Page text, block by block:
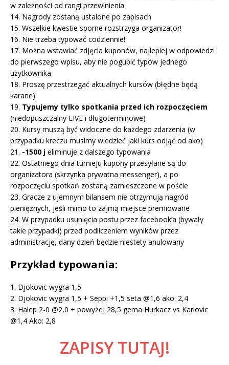
w zależności od rangi przewinienia
14. Nagrody zostaną ustalone po zapisach
15. Wszelkie kwestie sporne rozstrzyga organizator!
16. Nie trzeba typować codziennie!
17. Można wstawiać zdjęcia kuponów, najlepiej w odpowiedzi
do pierwszego wpisu, aby nie pogubić typów jednego
użytkownika
18. Proszę przestrzegać aktualnych kursów (błędne będą
karane)
19. Typujemy tylko spotkania przed ich rozpoczęciem
(niedopuszczalny LIVE i długoterminowe)
20. Kursy muszą być widoczne do każdego zdarzenia (w
przypadku kreczu musimy wiedzieć jaki kurs odjąć od ako)
21. -1500 j eliminuje z dalszego typowania
22. Ostatniego dnia turnieju kupony przesyłane są do
organizatora (skrzynka prywatna messenger), a po
rozpoczęciu spotkań zostaną zamieszczone w poście
23. Gracze z ujemnym bilansem nie otrzymują nagród
pieniężnych, jeśli mimo to zajmą miejsce premiowane
24. W przypadku usunięcia postu przez facebook’a (bywały
takie przypadki) przed podliczeniem wyników przez
administrację, dany dzień będzie niestety anulowany
Przykład typowania:
1. Djokovic wygra 1,5
2. Djokovic wygra 1,5 + Seppi +1,5 seta @1,6 ako: 2,4
3. Halep 2-0 @2,0 + powyżej 28,5 gema Hurkacz vs Karlovic
@1,4 Ako: 2,8
ZAPISY TUTAJ!